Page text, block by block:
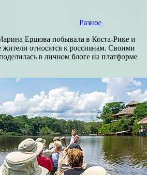
Разное
Ершова побывала в Коста-Рике и
жители относятся к россиянам. Своими
в личном блоге на платформе